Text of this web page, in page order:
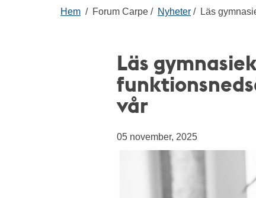
Hem Forum Carpe Nyheter Läs
Läs
vår
05 november, 2025